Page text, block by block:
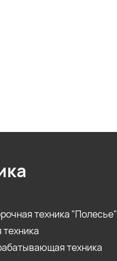
техника "Полесье"
техника